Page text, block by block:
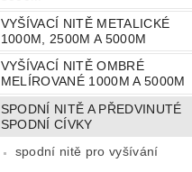
VYŠÍVACÍ NITĚ METALICKÉ
1000M, 2500M A 5000M
VYŠÍVACÍ NITĚ OMBRÉ
MELÍROVANÉ 1000M A 5000M
SPODNÍ NITĚ A PŘEDVINUTÉ
SPODNÍ CÍVKY
spodní nitě pro vyšívání